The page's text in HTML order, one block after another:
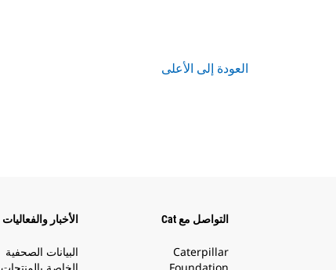
العودة إلى الأعلى
الأخبار والفعاليات
البيانات الصحفية
التواصل مع Cat
Caterpillar